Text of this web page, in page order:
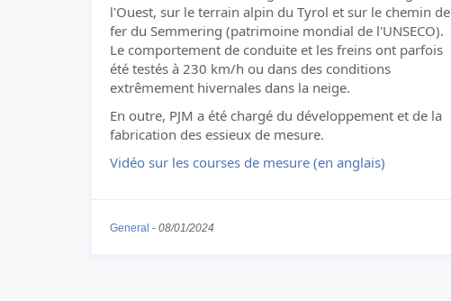
l'Ouest, sur le terrain alpin du Tyrol et sur le chemin de
fer du Semmering (patrimoine mondial de l'UNSECO).
Le comportement de conduite et les freins ont parfois
été testés à 230 km/h ou dans des conditions
extrêmement hivernales dans la neige.
En outre, PJM a été chargé du développement et de la
fabrication des essieux de mesure.
Vidéo sur les courses de mesure (en anglais)
General - 08/01/2024